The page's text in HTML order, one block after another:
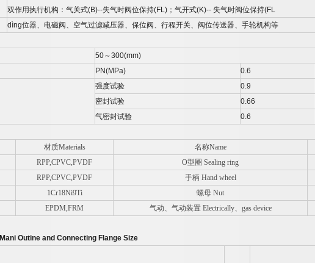
双作用执行机构：气关式(B)--失气时阀位保持(FL) ；气开式(K)-- 失气时阀位保持(FL
dìng位器、电磁阀、空气过滤减压器、保位阀、行程开关、阀位传送器、手轮机构等
50～300(mm)
PN(MPa) 0.6
强度试验 0.9
密封试验
0.66
气密封试验
0.6
材质Materials 名称Name
RPP,CPVC,PVDF O型圈 Sealing ring
RPP,CPVC,PVDF 手柄 Hand wheel
1Cr18Ni9Ti 螺母 Nut
EPDM,FRM 气动、气动装置 Electrically、gas device
Mani Outine and Connecting Flange Size